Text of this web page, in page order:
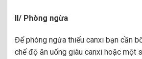
ll/ Phòng ngừa
Để phòng ngừa thiếu canxi bạn cần
chế độ ăn uống giàu canxi hoặc một